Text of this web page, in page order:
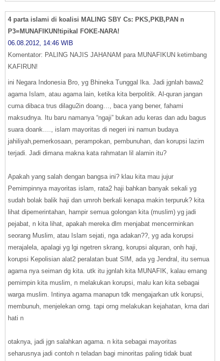
4 parta islami di koalisi MALING SBY Cs: PKS,PKB,PAN n
P3=MUNAFIKUN!tipikal FOKE-NARA!
06.08.2012, 14:46 WIB
Komentator: PALING NAJIS JAHANAM para MUNAFIKUN ketimbang
KAFIRUN!
ini Negara Indonesia Bro, yg Bhineka Tunggal Ika. Jadi jgnlah bawa2
agama Islam, atau agama lain, ketika kita berpolitik. Al-quran jangan
cuma dibaca trus dilagu2in doang…, baca yang bener, fahami
maksudnya. Itu baru namanya “ngaji” bukan adu keras dan adu bagus
suara doank…., islam mayoritas di negeri ini namun budaya
jahiliyah,pemerkosaan, perampokan, pembunuhan, dan korupsi lazim
terjadi. Jadi dimana makna kata rahmatan lil alamin itu?
Apakah yang salah dengan bangsa ini? klau kita mau jujur
Pemimpinnya mayoritas islam, rata2 haji bahkan banyak sekali yg
sudah bolak balik haji dan umroh berkali kenapa makin terpuruk? kita
lihat dipemerintahan, hampir semua golongan kita (muslim) yg jadi
pejabat, n kita lihat, apakah mereka dlm menjabat mencerminkan
seorang Muslim, atau Islam sejati, nga adakan??, yg ada korupsi
merajalela, apalagi yg lgi ngetren skrang, korupsi alquran, onh haji,
korupsi Kepolisian alat2 peralatan buat SIM, ada yg Jendral, itu semua
agama nya seiman dg kita. utk itu jgnlah kita MUNAFIK, kalau emang
pemimpin kita muslim, n melakukan korupsi, malu kan kita sebagai
warga muslim. Intinya agama manapun tdk mengajarkan utk korupsi,
membunuh, menjelekan orng. tapi orng melakukan kejahatan, krna dari
hati n
otaknya, jadi jgn salahkan agama. n kita sebagai mayoritas
seharusnya jadi contoh n teladan bagi minoritas paling tidak buat